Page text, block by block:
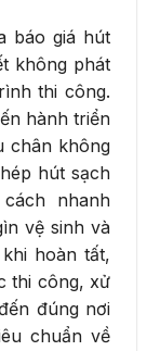
báo giá hút
không phát
thi công.
hành triển
chân không
hút sạch
nhanh
vệ sinh và
hoàn tất,
thi công, xử
đúng nơi
chuẩn về